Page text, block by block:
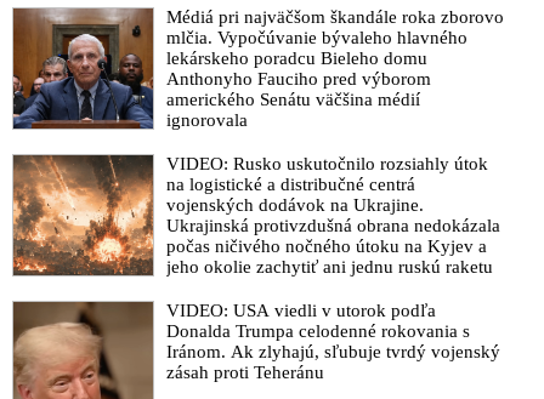
Médiá pri najväčšom škandále roka zborovo
mlčia. Vypočúvanie bývaleho hlavného
lekárskeho poradcu Bieleho domu
Anthonyho Fauciho pred výborom
amerického Senátu väčšina médií
ignorovala
VIDEO: Rusko uskutočnilo rozsiahly útok
na logistické a distribučné centrá
vojenských dodávok na Ukrajine.
Ukrajinská protivzdušná obrana nedokázala
počas ničivého nočného útoku na Kyjev a
jeho okolie zachytiť ani jednu ruskú raketu
VIDEO: USA viedli v utorok podľa
Donalda Trumpa celodenné rokovania s
Iránom. Ak zlyhajú, sľubuje tvrdý vojenský
zásah proti Teheránu